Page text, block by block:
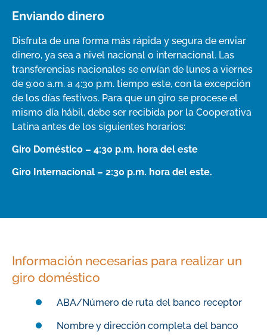
Enviando dinero
Disfruta de una forma más rápida y segura de enviar
dinero, ya sea a nivel nacional o internacional. Las
transferencias nacionales se envían de lunes a viernes
de 9:00 a.m. a 4:30 p.m. tiempo este, con la excepción
de los días festivos. Para que un giro se procese el
mismo día hábil, debe ser recibida por la Cooperativa
Latina antes de los siguientes horarios:
Giro Doméstico – 4:30 p.m. hora del este
Giro Internacional – 2:30 p.m. hora del este.
Información necesarias para realizar un
giro doméstico
ABA/Número de ruta del banco receptor
Nombre y dirección completa del banco